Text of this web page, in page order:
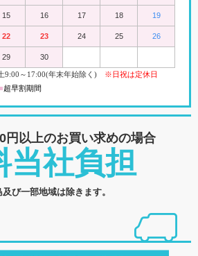
15 16 17 18 19
22 23 24 25 26
29 30
9:00 ～ 17:00(年末年始除く) ※日祝は定休日
■超早割期間
円以上のお買い求めの場合
当社負担
び一部地域は除きます。